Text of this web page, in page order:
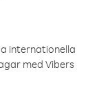
internationella
med Vibers